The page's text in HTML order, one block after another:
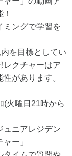
ミングで学習を
を目標としてい
レクチャーはア
があります。
(火曜日21時から
ュニアレジデン
ー」